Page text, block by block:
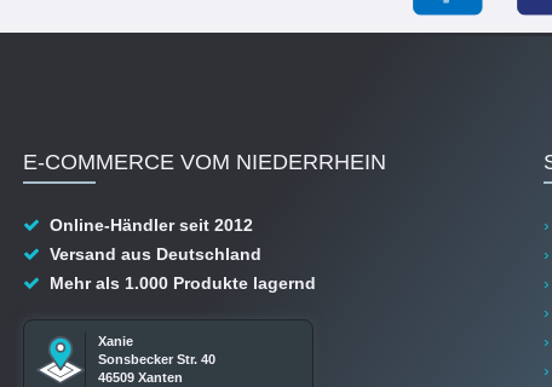
E-COMMERCE VOM NIEDERRHEIN
Online-Händler seit 2012
Versand aus Deutschland
Mehr als 1.000 Produkte lagernd
Xanie
Sonsbecker Str. 40
46509 Xanten